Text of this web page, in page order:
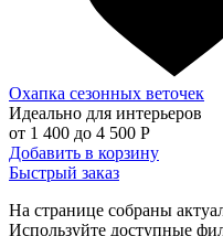
Охапка сезонных веточек
Идеально для интерьеров
от 1 400 до 4 500 Р
Добавить в корзину
Быстрый заказ
На странице собраны
Используйте доступные